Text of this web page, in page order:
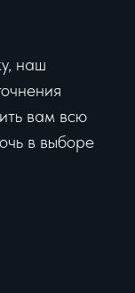
наш
вам всю
в выборе